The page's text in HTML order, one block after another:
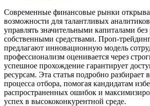
Современные финансовые рынки
возможности для талантливых
управлять значительными капиталами без
собственными средствами. Проп-
предлагают инновационную модель
профессионализм оценивается через
успешное прохождение гарантирует
ресурсам. Эта статья подробно разбирает
процесса отбора, помогая кандидатам
распространенных ошибок и
успех в высококонкурентной среде.